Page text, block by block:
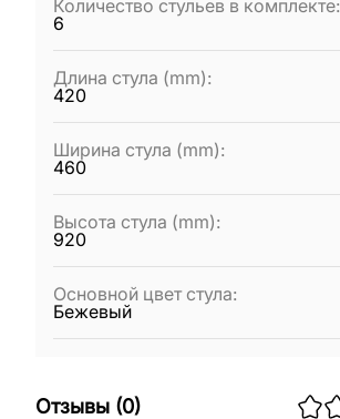
Количество стульев в комплекте:
6
Длина стула (mm):
420
Ширина стула (mm):
460
Высота стула (mm):
920
Основной цвет стула:
Бежевый
Отзывы (0)